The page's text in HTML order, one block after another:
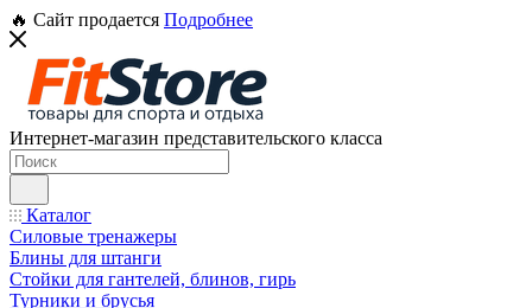
🔥 Сайт продается Подробнее
Интернет-магазин представительского класса
Каталог
Силовые тренажеры
Блины для штанги
Стойки для гантелей, блинов, гирь
Турники и брусья